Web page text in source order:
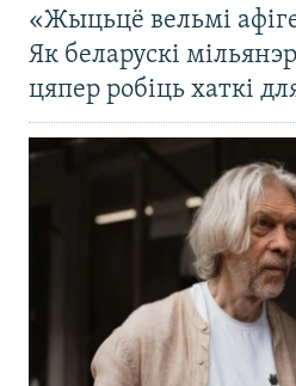
«Жыцьцё вельмі
Як беларускі
цяпер робіць хаткі